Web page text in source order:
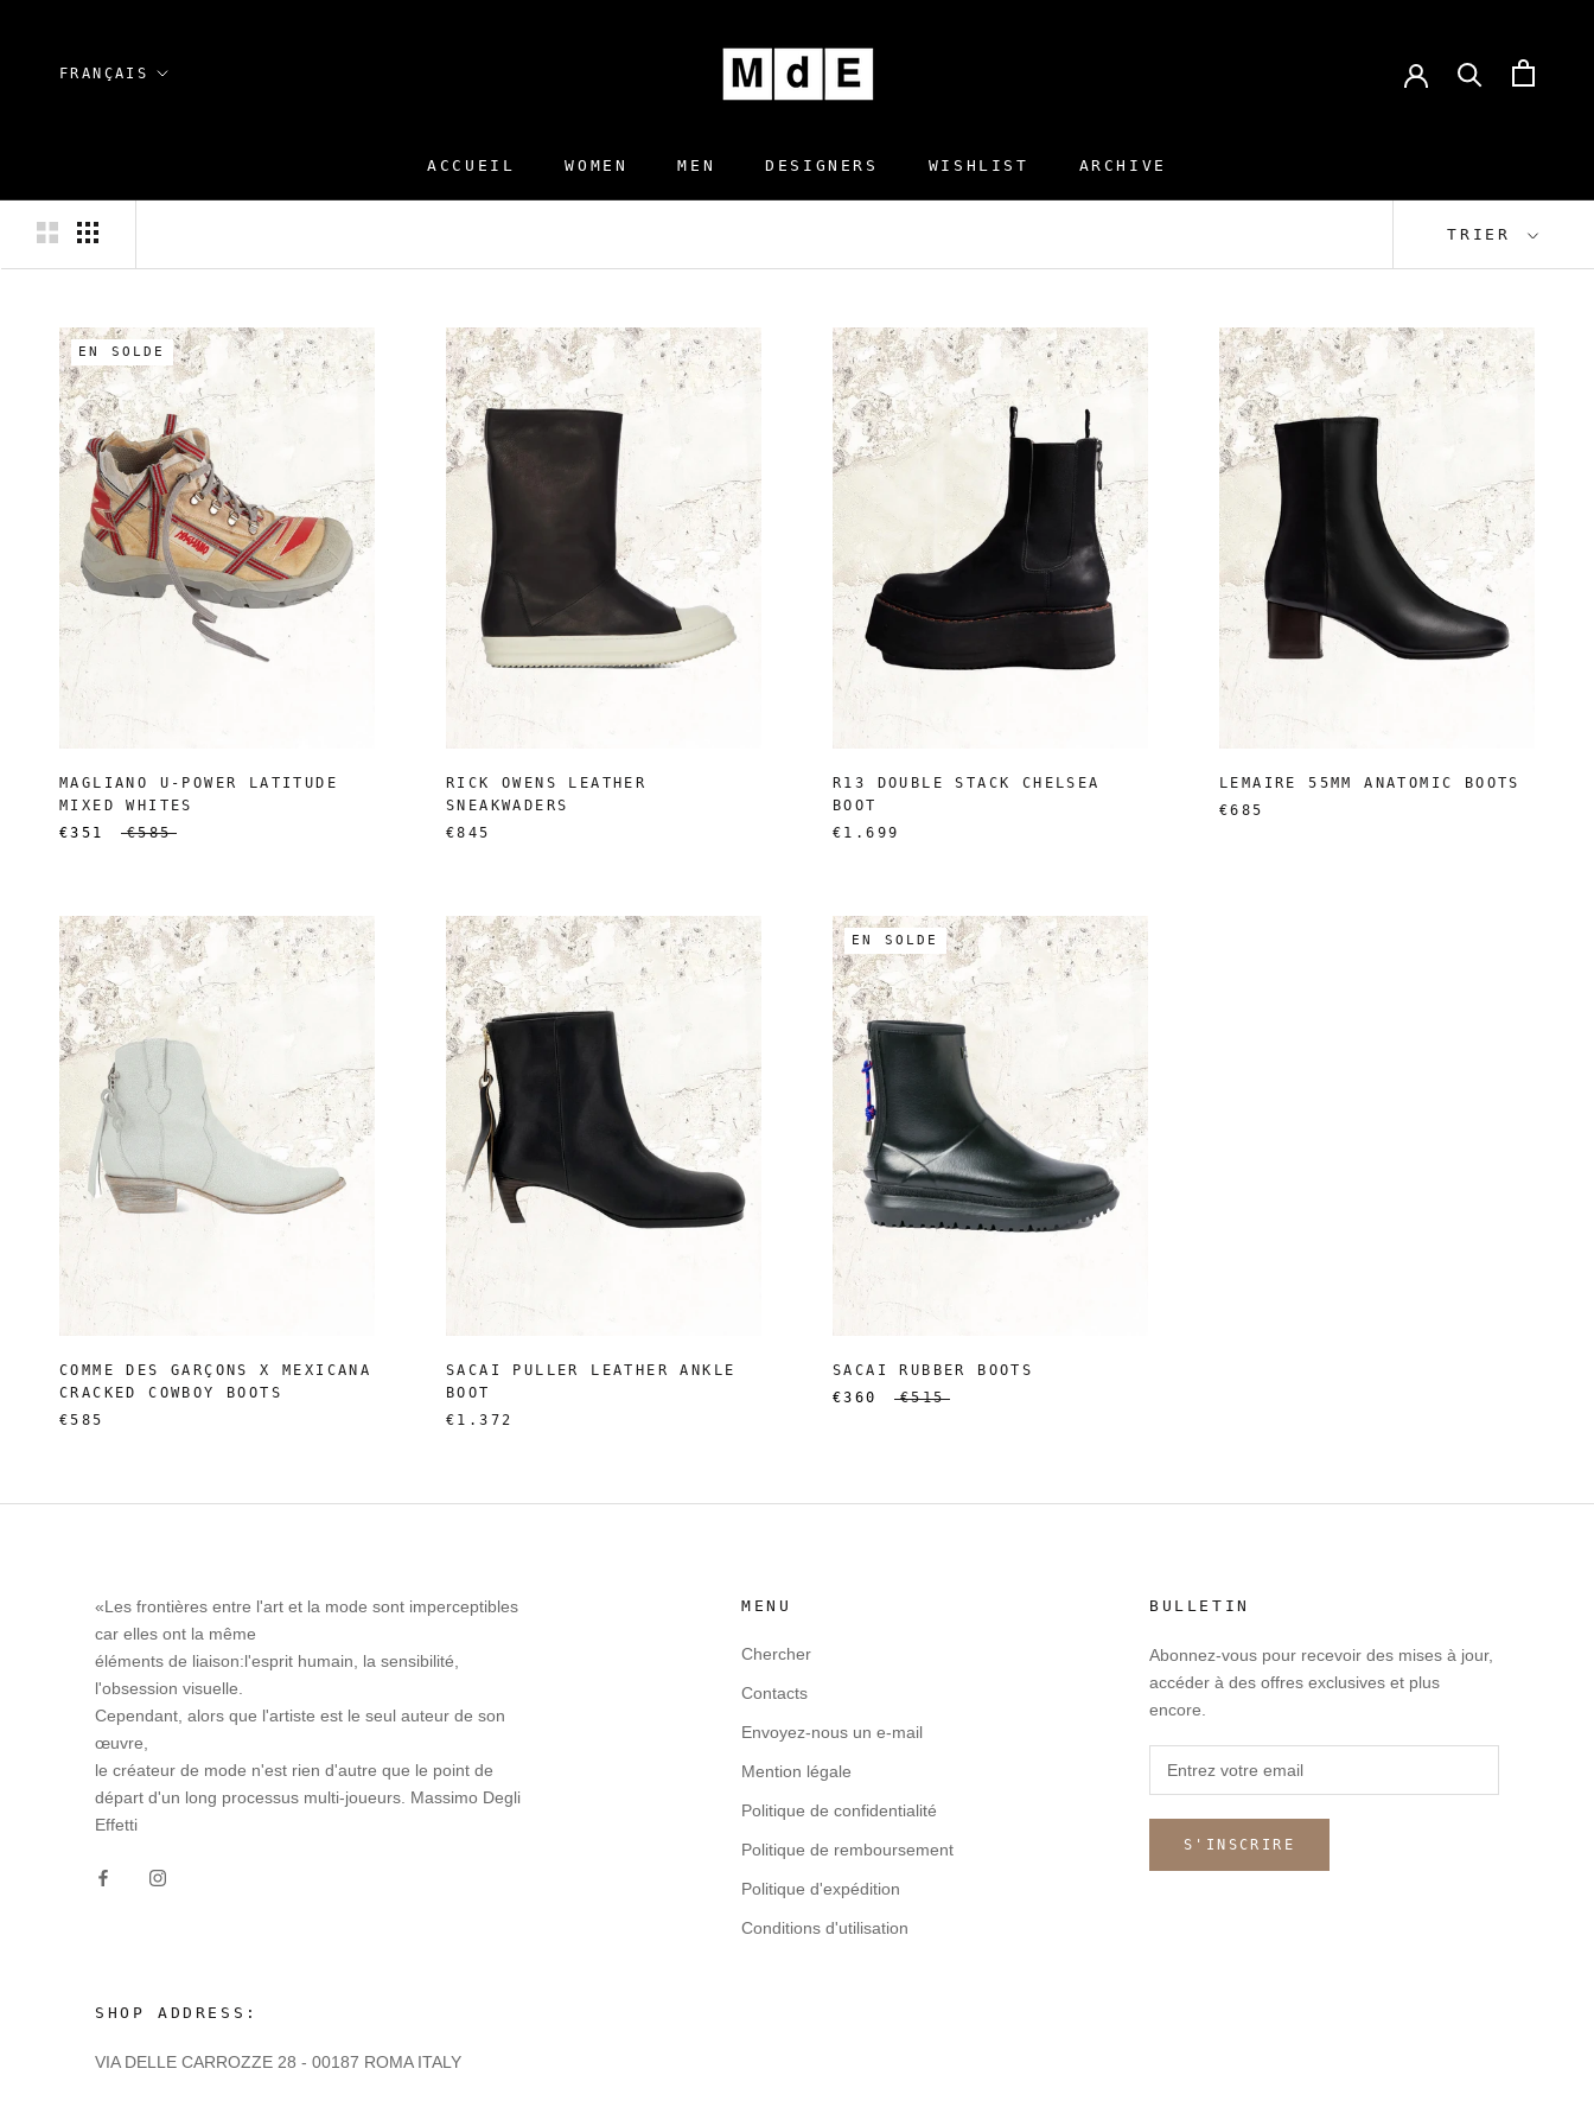
ACCUEIL
WOMEN MEN
DESIGNERS
WISHLIST
ARCHIVE
Langue
FRANÇAIS
TRIER
EN SOLDE
MAGLIANO U-POWER LATITUDE
MIXED WHITES
€351
€585
RICK OWENS LEATHER
SNEAKWADERS
€845
R13 DOUBLE STACK CHELSEA
BOOT
€1.699
LEMAIRE 55MM ANATOMIC BOOTS
€685
COMME DES GARÇONS X MEXICANA
CRACKED COWBOY BOOTS
€585
SACAI PULLER LEATHER ANKLE
BOOT
€1.372
EN SOLDE
SACAI RUBBER BOOTS
€360
€515
«Les frontières entre l'art et la mode sont imperceptibles
car elles ont la même
éléments de liaison:l'esprit humain, la sensibilité,
l'obsession visuelle.
Cependant, alors que l'artiste est le seul auteur de son
œuvre,
le créateur de mode n'est rien d'autre que le point de
départ d'un long processus multi-joueurs. Massimo Degli
Effetti
MENU
Chercher
Contacts
Envoyez-nous un e-mail
Mention légale
Politique de confidentialité
Politique de remboursement
Politique d'expédition
Conditions d'utilisation
BULLETIN
Abonnez-vous pour recevoir des mises à jour,
accéder à des offres exclusives et plus
encore.
S'INSCRIRE
SHOP ADDRESS:
VIA DELLE CARROZZE 28 - 00187 ROMA ITALY